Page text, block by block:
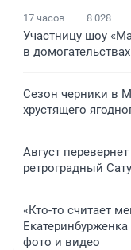
17 часов 8 028
Участницу шоу
в
Сезон черники в
хрустящего
Август
ретроградный
«Кто-то считает
фото и видео